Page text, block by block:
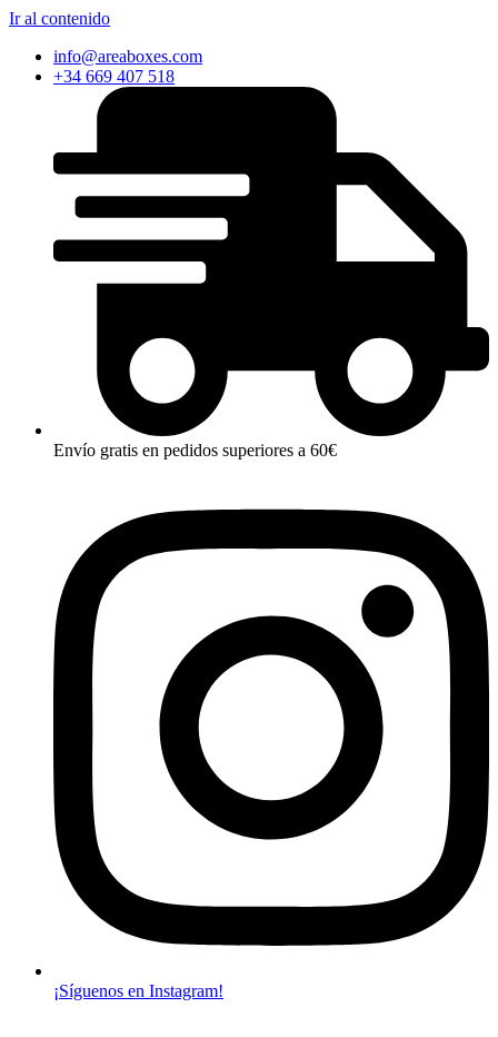
Ir al contenido
info@areaboxes.com
+34 669 407 518
Envío gratis en pedidos superiores a 60€
¡Síguenos en Instagram!